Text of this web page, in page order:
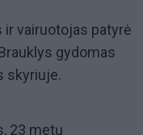
ir vairuotojas patyrė
gydomas
skyriuje.
23 metų